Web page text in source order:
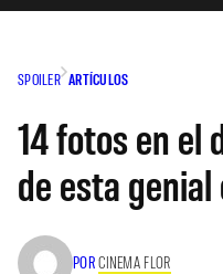
SPOILER ARTÍCULOS
14 fotos en el
de esta
PORCINEMA FLOR